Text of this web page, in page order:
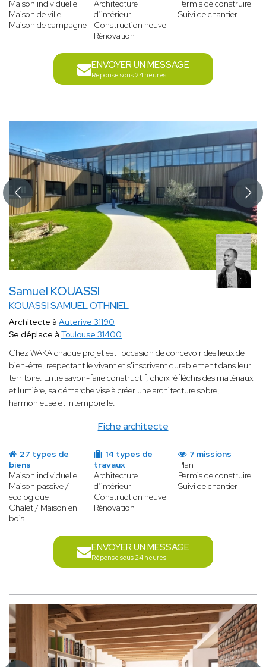
Maison individuelle
Maison de ville
Maison de campagne
Architecture
d’intérieur
Construction neuve
Rénovation
Permis de construire
Suivi de chantier
ENVOYER UN MESSAGE
Réponse sous 24 heures
Samuel KOUASSI
KOUASSI SAMUEL OTHNIEL
Fiche architecte
Architecte à Auterive 31190
Se déplace à Toulouse 31400
Chez WAKA chaque projet est l'occasion de concevoir des lieux de
bien-être, respectant le vivant et s'inscrivant durablement dans leur
territoire. Entre savoir-faire constructif, choix réfléchis des matériaux
et lumière, sa démarche vise à créer une architecture sobre,
harmonieuse et intemporelle.
27 types de
biens
Maison individuelle
Maison passive /
écologique
Chalet / Maison en
bois
14 types de
travaux
Architecture
d’intérieur
Construction neuve
Rénovation
7 missions
Plan
Permis de construire
Suivi de chantier
ENVOYER UN MESSAGE
Réponse sous 24 heures